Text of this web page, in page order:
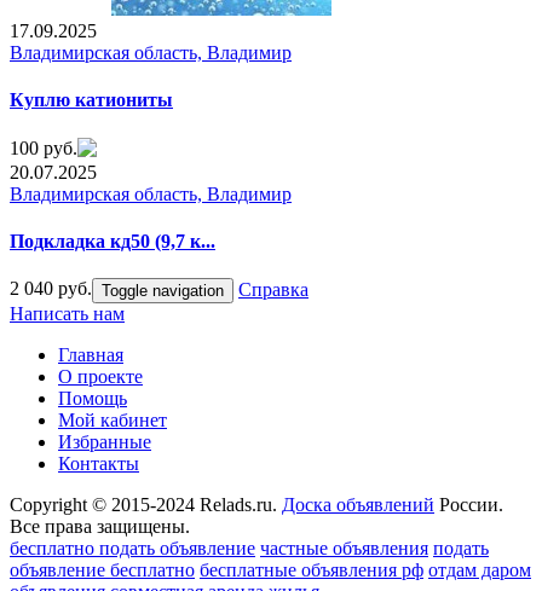
17.09.2025
Владимирская область, Владимир
Куплю катиониты
100 руб.
20.07.2025
Владимирская область, Владимир
Пoдкладкa кд50 (9,7 к...
2 040 руб. Toggle navigation
Справка
Написать нам
Главная
О проекте
Помощь
Мой кабинет
Избранные
Контакты
Copyright © 2015-2024 Relads.ru. Доска объявлений России.
Все права защищены.
бесплатно подать объявление частные объявления подать
объявление бесплатно бесплатные объявления рф отдам даром